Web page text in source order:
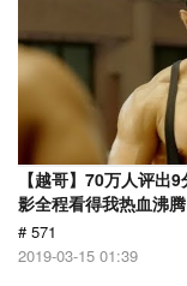
【越哥】70万人评出
影全程看得我热血沸
# 571
2019-03-15 01:39